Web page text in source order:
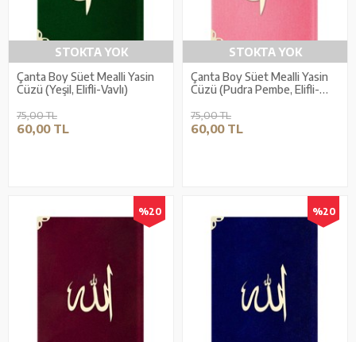
STOKTA YOK
Çanta Boy Süet Mealli Yasin
Cüzü (Yeşil, Elifli-Vavlı)
75,00 TL
60,00 TL
STOKTA YOK
Çanta Boy Süet Mealli Yasin
Cüzü (Pudra Pembe, Elifli-
75,00 TL
60,00 TL
%20 %20